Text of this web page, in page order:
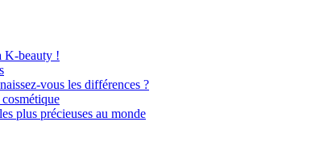
K-beauty !
vous les différences ?
plus précieuses au monde